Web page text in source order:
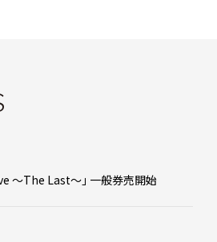
～The Last～」 一般券売開始